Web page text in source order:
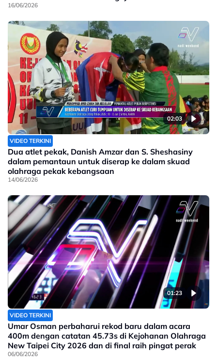
16/06/2026
02:03
VIDEO TERKINI
Dua atlet pekak, Danish Amzar dan S. Sheshasiny
dalam pemantaun untuk diserap ke dalam skuad
olahraga pekak kebangsaan
14/06/2026
01:23
VIDEO TERKINI
Umar Osman perbaharui rekod baru dalam acara
400m dengan catatan 45.73s di Kejohanan Olahraga
New Taipei City 2026 dan di final raih pingat perak
06/06/2026